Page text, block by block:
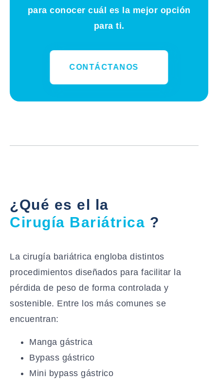
para conocer cuál es la mejor opción
para ti.
CONTÁCTANOS
¿Qué es el la
Cirugía Bariátrica ?
La cirugía bariátrica engloba distintos
procedimientos diseñados para facilitar la
pérdida de peso de forma controlada y
sostenible. Entre los más comunes se
encuentran:
Manga gástrica
Bypass gástrico
Mini bypass gástrico